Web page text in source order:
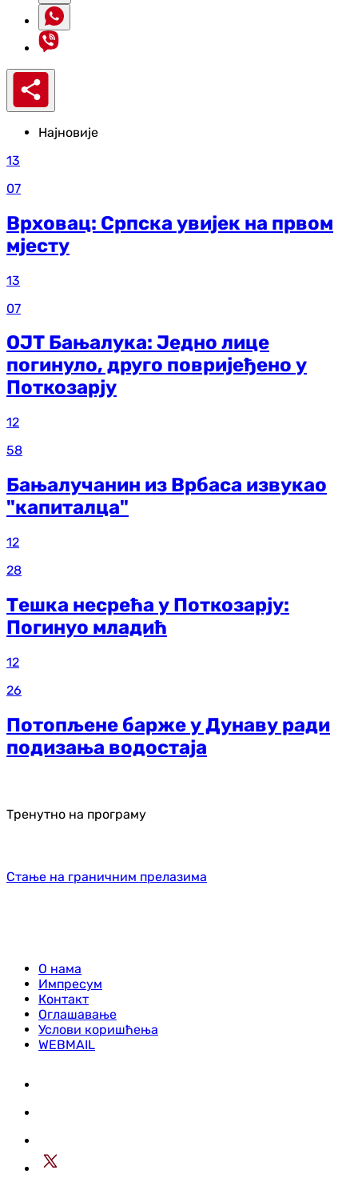
Најновије
13
07
Врховац: Српска увијек на првом
мјесту
13
07
ОЈТ Бањалука: Једно лице
погинуло, друго повријеђено у
Поткозарју
12
58
Бањалучанин из Врбаса извукао
"капиталца"
12
28
Тешка несрећа у Поткозарју:
Погинуо младић
12
26
Потопљене барже у Дунаву ради
подизања водостаја
Тренутно на програму
Стање на граничним прелазима
О нама
Импресум
Контакт
Оглашавање
Услови коришћења
WEBMAIL